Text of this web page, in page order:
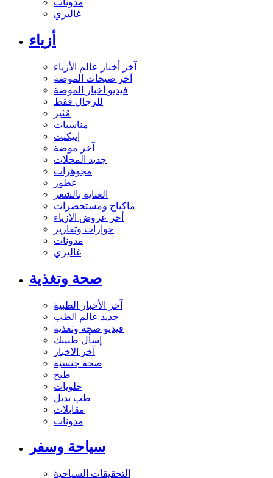
غاليري
أزياء
آخر أخبار عالم الأزياء
آخر صيحات الموضة
فيديو أخبار الموضة
للرجال فقط
مُثير
مناسبات
إتيكيت
آخر موضة
جديد المحلات
مجوهرات
عطور
العناية بالشعر
ماكياج ومستحضرات
أخر عروض الأزياء
حوارات وتقارير
مدونات
غاليري
صحة وتغذية
آخر الأخبار الطبية
جديد عالم الطب
فيديو صحة وتغذية
إسأل طبيبك
آخر الاخبار
صحة جنسية
طبخ
حلويات
طب بديل
مقابلات
مدونات
سياحة وسفر
التحقيقات السياحية